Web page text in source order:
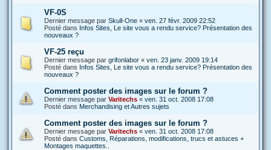
VF-0S
Dernier message par Skull-One « ven. 27 févr. 2009 22:52
Posté dans Infos Sites, Le site vous a rendu service? Présentation des
nouveaux ?
VF-25 reçu
Dernier message par grifonlabor « ven. 23 janv. 2009 19:14
Posté dans Infos Sites, Le site vous a rendu service? Présentation des
nouveaux ?
Comment poster des images sur le forum ?
Dernier message par Varitechs « ven. 31 oct. 2008 17:08
Posté dans Merchandising et Autres sujets
Comment poster des images sur le forum ?
Dernier message par Varitechs « ven. 31 oct. 2008 17:08
Posté dans Customs, Réparations, modifications, trucs et astuces +
Montages maquettes..